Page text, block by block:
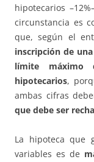
hipotecarios
circunstancia es
que, según el
inscripción de
límite máximo
hipotecarios,
ambas cifras
que debe ser
La hipoteca que
variables es de